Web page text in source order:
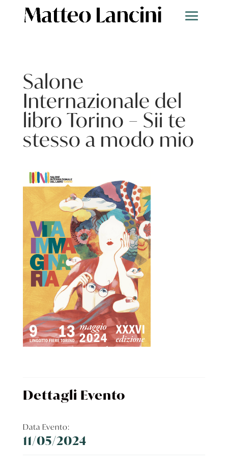
Salone
Internazionale del
libro Torino – Sii te
stesso a modo mio
Dettagli Evento
Data Evento:
11/05/2024